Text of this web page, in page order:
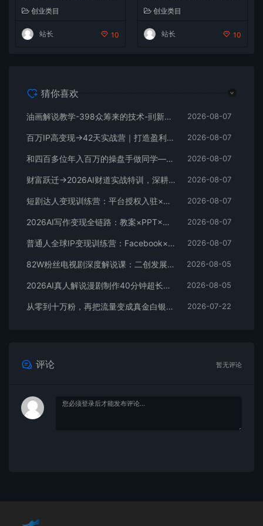
创双语字幕】
创业类目
站长 10
创业类目
站长 10
猜你喜欢
油画解说教学-398众筹来的技术-刯新：选题×对标×素材×文案×配音×剪辑×2天开精选×7天通9项权益 2026-08-07
百万IP高变现→42天实战营｜打造盈利赚钱一人公司，全平台引流私域转化批量成交积累客户案例 2026-08-07
和四百多位年入百万的操盘手做同学——这套电商+Facebook广告课，让你不再靠猜【原创双语字幕】 2026-08-07
财富跃迁→2026AI财道实战特训，深耕IP心法与AI商业逻辑，助力个人IP落地财富变现 2026-08-07
短剧达人变现训练营：平台授权入驻×爆款选材下载×账号养号运营×多平台挂载×剪辑实操×违规处理全流程 2026-08-07
2026AI写作变现全链路：教案×PPT×作业设计×DeepSeek提示词×豆包WPS AI×淘宝接单×闲鱼开店×通过AI賺钱 2026-08-07
普通人全球IP变现训练营：Facebook×Instagram入门×个人IP定位×AI辅助创作×前30天运营×变现路径 2026-08-07
82W粉丝电视剧深度解说课：二创发展史×账号准备×选题×资源下载×爆款文案×配音×剪辑×封面×独家签约 2026-08-05
2026AI真人解说漫剧制作40分钟超长完整教程：自动批量化制作，挑战一人一天一部剧！ 2026-08-05
从零到十万粉，再把流量变成真金白银——这套方法，让成长不再靠运气【原创双语字幕】 2026-07-22
评论 暂无评论